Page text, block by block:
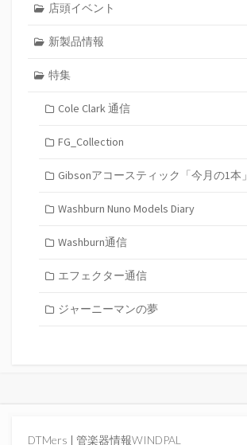
店頭イベント
新製品情報
特集
Cole Clark 通信
FG_Collection
Gibsonアコースティック「今月の1本」
Washburn Nuno Models Diary
Washburn通信
エフェクター通信
ジャーニーマンの夢
DTMers | 管楽器情報WINDPAL